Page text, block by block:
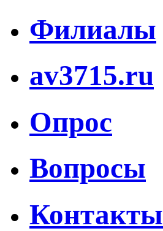
Филиалы
av3715.ru
Опрос
Вопросы
Контакты